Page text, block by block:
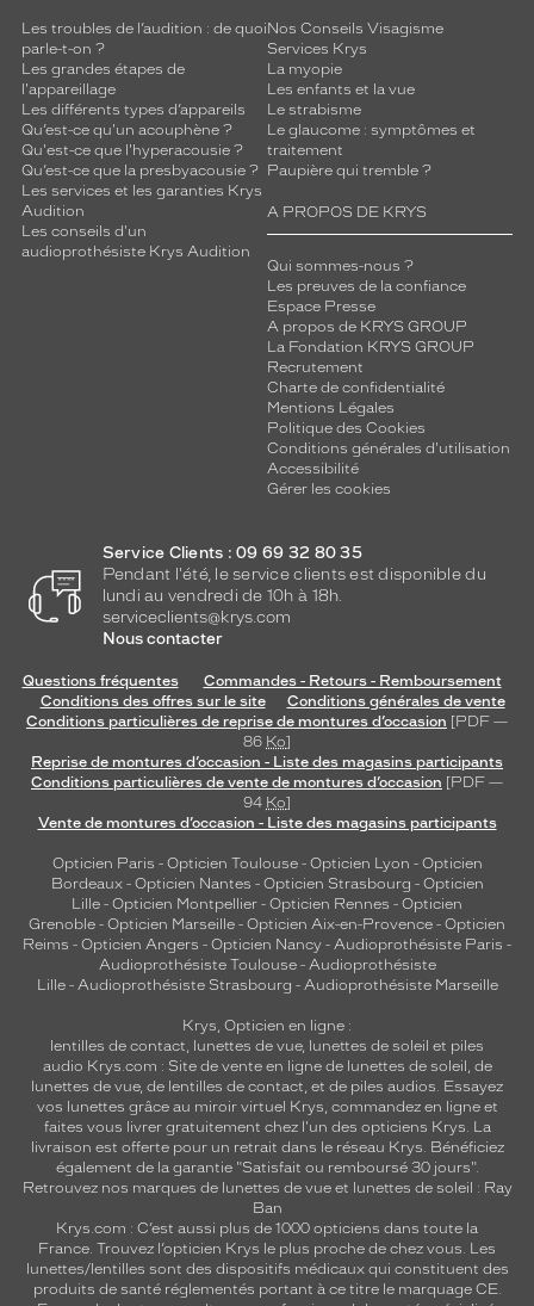
Les troubles de l’audition : de quoi
parle-t-on ?
Les grandes étapes de
l'appareillage
Les différents types d’appareils
Qu’est-ce qu'un acouphène ?
Qu'est-ce que l'hyperacousie ?
Qu’est-ce que la presbyacousie ?
Les services et les garanties Krys
Audition
Les conseils d'un
audioprothésiste Krys Audition
Nos Conseils Visagisme
Services Krys
La myopie
Les enfants et la vue
Le strabisme
Le glaucome : symptômes et
traitement
Paupière qui tremble ?
A PROPOS DE KRYS
Qui sommes-nous ?
Les preuves de la confiance
Espace Presse
A propos de KRYS GROUP
La Fondation KRYS GROUP
Recrutement
Charte de confidentialité
Mentions Légales
Politique des Cookies
Conditions générales d'utilisation
Accessibilité
Gérer les cookies
Service Clients : 09 69 32 80 35
Pendant l'été, le service clients est disponible du
lundi au vendredi de 10h à 18h.
serviceclients@krys.com
Nous contacter
Questions fréquentes
Commandes - Retours - Remboursement
Conditions des offres sur le site
Conditions générales de vente
Conditions particulières de reprise de montures d’occasion [PDF —
86 Ko]
Reprise de montures d’occasion - Liste des magasins participants
Conditions particulières de vente de montures d’occasion [PDF —
94 Ko]
Vente de montures d’occasion - Liste des magasins participants
Opticien Paris - Opticien Toulouse- Opticien Lyon - Opticien
Bordeaux- Opticien Nantes - Opticien Strasbourg - Opticien
Lille - Opticien Montpellier - Opticien Rennes - Opticien
Grenoble - Opticien Marseille - Opticien Aix-en-Provence - Opticien
Reims - Opticien Angers - Opticien Nancy - Audioprothésiste Paris -
Audioprothésiste Toulouse- Audioprothésiste
Lille- Audioprothésiste Strasbourg - Audioprothésiste Marseille
Krys, Opticien en ligne :
lentilles de contact, lunettes de vue, lunettes de soleil et piles
audio Krys.com : Site de vente en ligne de lunettes de soleil, de
lunettes de vue, de lentilles de contact, et de piles audios. Essayez
vos lunettes grâce au miroir virtuel Krys, commandez en ligne et
faites vous livrer gratuitement chez l'un des opticiens Krys. La
livraison est offerte pour un retrait dans le réseau Krys. Bénéficiez
également de la garantie "Satisfait ou remboursé 30 jours".
Retrouvez nos marques de lunettes de vue et lunettes de soleil : Ray
Ban
Krys.com : C’est aussi plus de 1000 opticiens dans toute la
France. Trouvez l’opticien Krys le plus proche de chez vous. Les
lunettes/lentilles sont des dispositifs médicaux qui constituent des
produits de santé réglementés portant à ce titre le marquage CE.